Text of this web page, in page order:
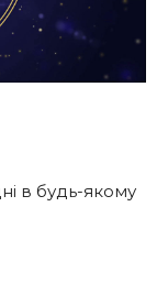
в будь-якому